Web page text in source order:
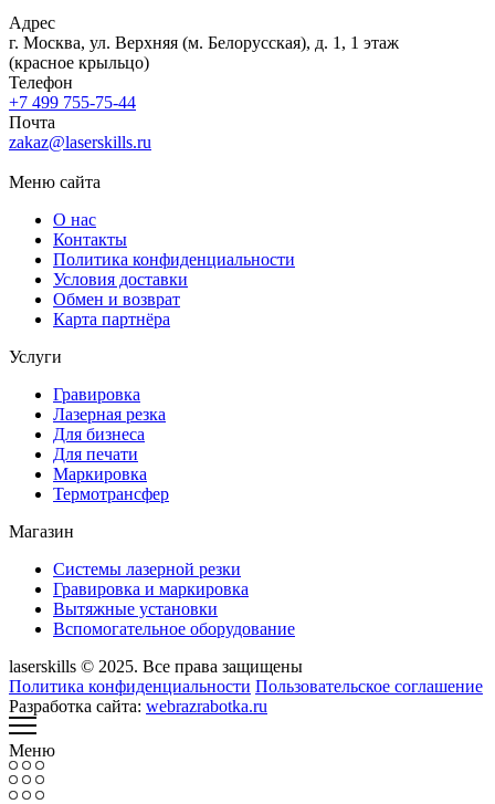
Адрес
г. Москва, ул. Верхняя (м. Белорусская), д. 1, 1 этаж
(красное крыльцо)
Телефон
+7 499 755-75-44
Почта
zakaz@laserskills.ru
Меню сайта
О нас
Контакты
Политика конфиденциальности
Условия доставки
Обмен и возврат
Карта партнёра
Услуги
Гравировка
Лазерная резка
Для бизнеса
Для печати
Маркировка
Термотрансфер
Магазин
Системы лазерной резки
Гравировка и маркировка
Вытяжные установки
Вспомогательное оборудование
laserskills © 2025. Все права защищены
Политика конфиденциальности Пользовательское соглашение
Разработка сайта: webrazrabotka.ru
Меню